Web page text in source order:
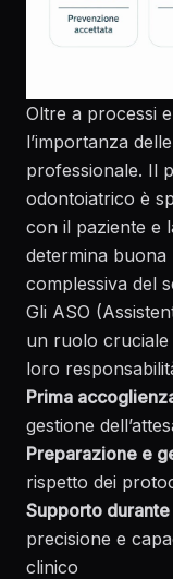
Oltre a processi
l’importanza
professionale. Il
odontoiatrico è
con il paziente e
determina
complessiva del
Gli ASO
un ruolo cruciale
loro
Prima
gestione
Preparazione e
rispetto dei
Supporto
precisione e
clinico